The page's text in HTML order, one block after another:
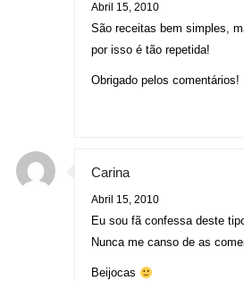
Abril 15, 2010
São receitas bem simples,
por isso é tão repetida!
Obrigado pelos comentários!
Carina
Abril 15, 2010
Eu sou fã confessa deste
Nunca me canso de as
Beijocas